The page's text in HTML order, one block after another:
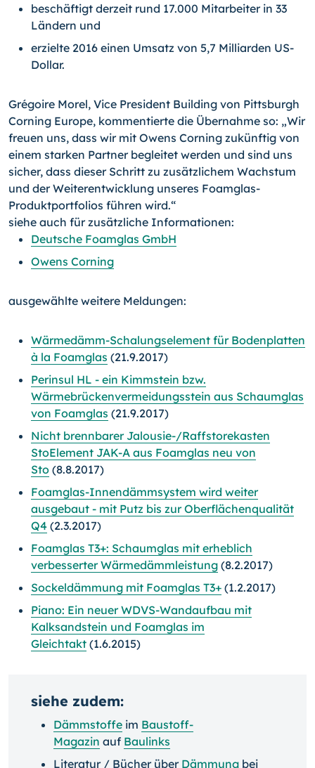
beschäftigt derzeit rund 17.000 Mitarbeiter in 33
Ländern und
erzielte 2016 einen Umsatz von 5,7 Milliarden US-
Dollar.
Grégoire Morel, Vice President Building von Pittsburgh
Corning Europe, kommentierte die Übernahme so: „Wir
freuen uns, dass wir mit Owens Corning zukünftig von
einem starken Partner begleitet werden und sind uns
sicher, dass dieser Schritt zu zusätzlichem Wachstum
und der Weiterentwicklung unseres Foamglas-
Produktportfolios führen wird.“
siehe auch für zusätzliche Informationen:
Deutsche Foamglas GmbH
Owens Corning
ausgewählte weitere Meldungen:
Wärmedämm-Schalungselement für Bodenplatten
à la Foamglas (21.9.2017)
Perinsul HL - ein Kimmstein bzw.
Wärmebrückenvermei­dungs­stein aus Schaumglas
von Foamglas (21.9.2017)
Nicht brennbarer Jalousie-/Raffstorekasten
StoElement JAK-A aus Foamglas neu von
Sto (8.8.2017)
Foamglas-Innendämmsystem wird weiter
ausgebaut - mit Putz bis zur Oberflächenqualität
Q4 (2.3.2017)
Foamglas T3+: Schaumglas mit erheblich
verbesserter Wärmedämmleistung (8.2.2017)
Sockeldämmung mit Foamglas T3+ (1.2.2017)
Piano: Ein neuer WDVS-Wandaufbau mit
Kalksandstein und Foamglas im
Gleichtakt (1.6.2015)
siehe zudem:
Dämmstoffe im Baustoff-
Magazin auf Baulinks
Literatur / Bücher über Dämmung bei